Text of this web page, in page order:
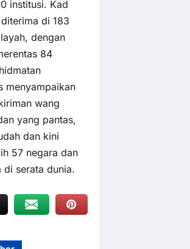
institusi. Kad
di 183
dengan
84
menyampaikan
wang
yang pantas,
dan kini
57 negara dan
di serata dunia.